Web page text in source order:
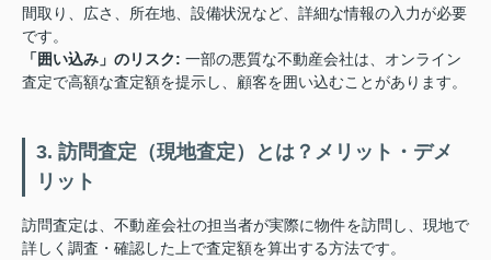
間取り、広さ、所在地、設備状況など、詳細な情報の入力が必要
です。
「囲い込み」のリスク: 一部の悪質な不動産会社は、オンライン
査定で高額な査定額を提示し、顧客を囲い込むことがあります。
3. 訪問査定（現地査定）とは？メリット・デメ
リット
訪問査定は、不動産会社の担当者が実際に物件を訪問し、現地で
詳しく調査・確認した上で査定額を算出する方法です。